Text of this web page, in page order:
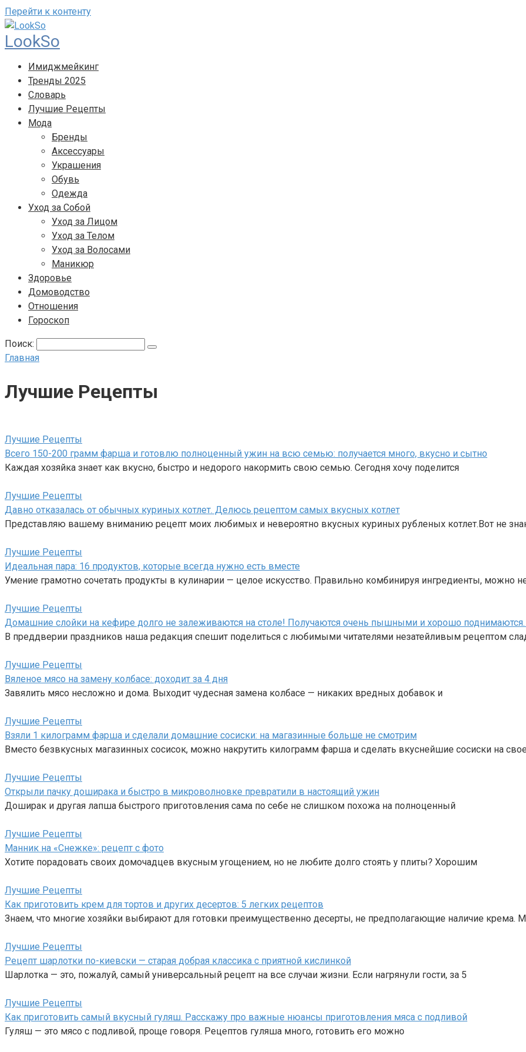
Перейти к контенту
LookSo
Имиджмейкинг
Тренды 2025
Словарь
Лучшие Рецепты
Мода
Бренды
Аксессуары
Украшения
Обувь
Одежда
Уход за Собой
Уход за Лицом
Уход за Телом
Уход за Волосами
Маникюр
Здоровье
Домоводство
Отношения
Гороскоп
Поиск:
Главная
Лучшие Рецепты
Лучшие Рецепты
Всего 150-200 грамм фарша и готовлю полноценный ужин на всю семью: получается много, вкусно и сытно
Каждая хозяйка знает как вкусно, быстро и недорого накормить свою семью. Сегодня хочу поделится
Лучшие Рецепты
Давно отказалась от обычных куриных котлет. Делюсь рецептом самых вкусных котлет
Представляю вашему вниманию рецепт моих любимых и невероятно вкусных куриных рубленых котлет.Вот не
Лучшие Рецепты
Идеальная пара: 16 продуктов, которые всегда нужно есть вместе
Умение грамотно сочетать продукты в кулинарии — целое искусство. Правильно комбинируя ингредиенты, можно
Лучшие Рецепты
Домашние слойки на кефире долго не залеживаются на столе! Получаются очень пышными и хорошо
В преддверии праздников наша редакция спешит поделиться с любимыми читателями незатейливым рецептом
Лучшие Рецепты
Вяленое мясо на замену колбасе: доходит за 4 дня
Завялить мясо несложно и дома. Выходит чудесная замена колбасе — никаких вредных добавок и
Лучшие Рецепты
Взяли 1 килограмм фарша и сделали домашние сосиски: на магазинные больше не смотрим
Вместо безвкусных магазинных сосисок, можно накрутить килограмм фарша и сделать вкуснейшие сосиски на
Лучшие Рецепты
Открыли пачку доширака и быстро в микроволновке превратили в настоящий ужин
Доширак и другая лапша быстрого приготовления сама по себе не слишком похожа на полноценный
Лучшие Рецепты
Манник на «Снежке»: рецепт с фото
Хотите порадовать своих домочадцев вкусным угощением, но не любите долго стоять у плиты? Хорошим
Лучшие Рецепты
Как приготовить крем для тортов и других десертов: 5 легких рецептов
Знаем, что многие хозяйки выбирают для готовки преимущественно десерты, не предполагающие наличие крема.
Лучшие Рецепты
Рецепт шарлотки по-киевски — старая добрая классика с приятной кислинкой
Шарлотка — это, пожалуй, самый универсальный рецепт на все случаи жизни. Если нагрянули гости, за 5
Лучшие Рецепты
Как приготовить самый вкусный гуляш. Расскажу про важные нюансы приготовления мяса с подливой
Гуляш — это мясо с подливой, проще говоря. Рецептов гуляша много, готовить его можно